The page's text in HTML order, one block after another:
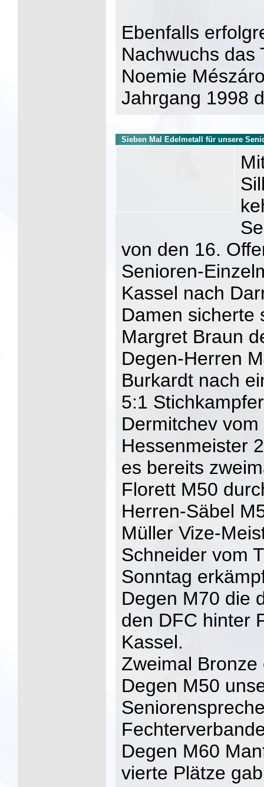
Ebenfalls
Nachwuchs das
Noemie
Jahrgang 1998
Sieben Mal Edelmetall für unsere
von den 16.
Senioren-
Kassel nach
Damen sicherte
Margret Braun
Degen-Herren
Burkardt nach
5:1
Dermitchev
Hessenmeister
es bereits
Florett M50
Herren-Säbel
Müller Vize-
Schneider vom
Sonntag
Degen M70 die
den DFC hinter
Kassel.
Zweimal
Degen M50
Degen M60
vierte Plätze